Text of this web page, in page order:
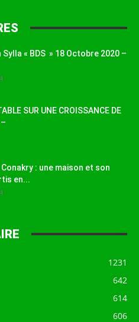
Sylla « BDS » 18 Octobre 2020 –
SUR UNE CROISSANCE DE
: une maison et son
en...
1231
642
614
606